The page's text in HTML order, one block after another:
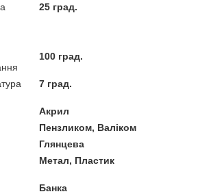
25 град.
100 град.
7 град.
Акрил
Пензликом, Валіком
Глянцева
Метал, Пластик
Банка